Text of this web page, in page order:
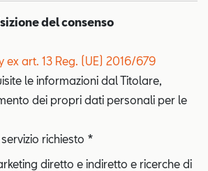
del consenso
ex art. 13 Reg. (UE) 2016/679
le informazioni dal Titolare,
dei propri dati personali per le
richiesto *
diretto e indiretto e ricerche di